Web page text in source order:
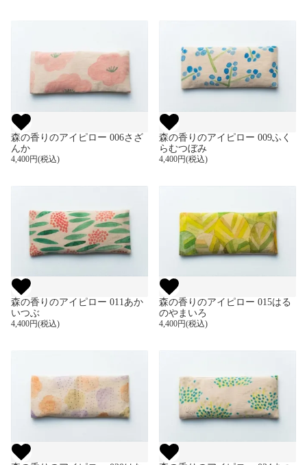
森の香りのアイピロー 006さざ
んか
4,400円(税込)
森の香りのアイピロー 009ふく
らむつぼみ
4,400円(税込)
森の香りのアイピロー 011あか
いつぶ
4,400円(税込)
森の香りのアイピロー 015はる
のやまいろ
4,400円(税込)